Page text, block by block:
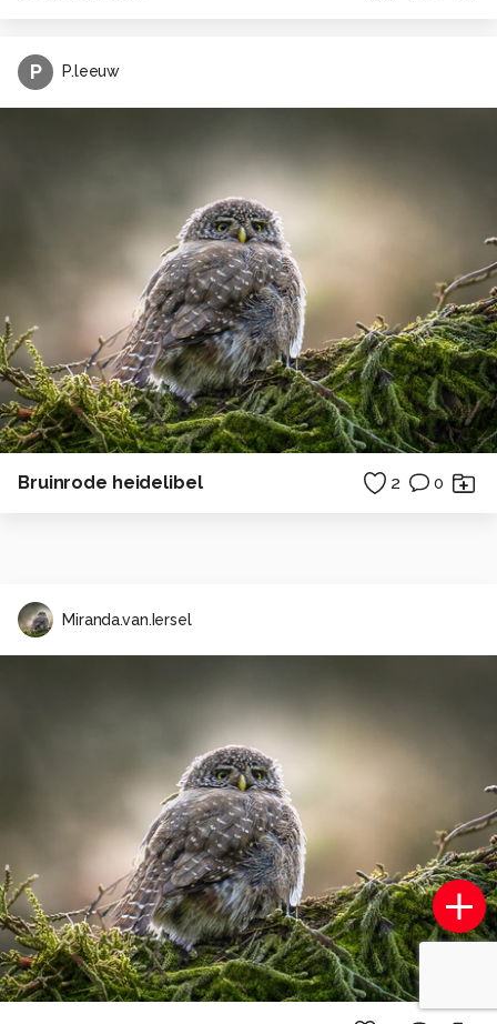
P P.leeuw
Bruinrode heidelibel 2 0
Miranda.van.Iersel